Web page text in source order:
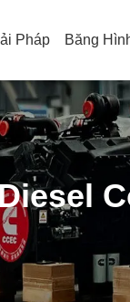
Pháp Băng